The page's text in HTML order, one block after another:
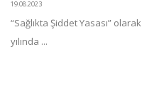
19.08.2023
“Sağlıkta Şiddet Yasası”
yılında ...